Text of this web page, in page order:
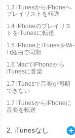
1.3 iTunesからiPhoneへ
プレイリストを転送
1.4 iPhoneのプレイリス
トをiTunesに転送
1.5 iPhoneとiTunesをWi-
Fi経由で同期
1.6 MacでiPhoneから
iTunesに音楽
1.7 iTunesで音楽が同期
できない
1.7 iTunesからiPhoneに
音楽を転送
2. iTunesなし +